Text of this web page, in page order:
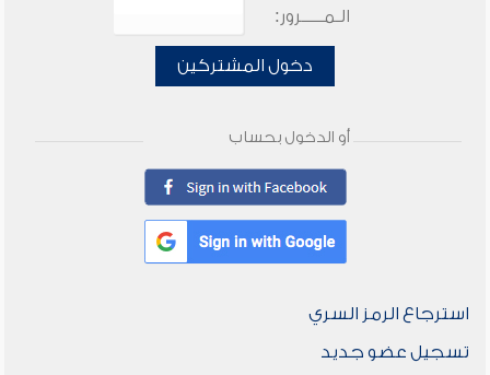
الـمـــــرور:
دخول المشتركين
أو الدخول بحساب
استرجاع الرمز السري
تسجيل عضو جديد